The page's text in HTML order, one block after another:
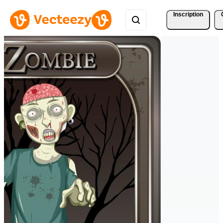
Inscription